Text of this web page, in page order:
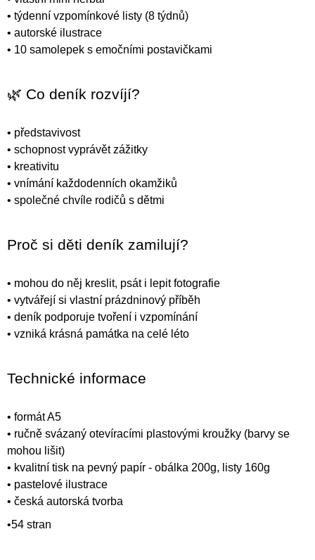
• týdenní vzpomínkové listy (8 týdnů)
• autorské ilustrace
• 10 samolepek s emočními postavičkami
🌿 Co deník rozvíjí?
• představivost
• schopnost vyprávět zážitky
• kreativitu
• vnímání každodenních okamžiků
• společné chvíle rodičů s dětmi
Proč si děti deník zamilují?
• mohou do něj kreslit, psát i lepit fotografie
• vytvářejí si vlastní prázdninový příběh
• deník podporuje tvoření i vzpomínání
• vzniká krásná památka na celé léto
Technické informace
• formát A5
• ručně svázaný otevíracími plastovými kroužky (barvy se
mohou lišit)
• kvalitní tisk na pevný papír - obálka 200g, listy 160g
• pastelové ilustrace
• česká autorská tvorba
•54 stran